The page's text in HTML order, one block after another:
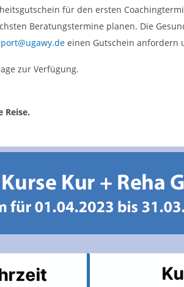
für den ersten
Beratungstermine planen. Die
einen Gutschein anfordern
zur Verfügung.
Reise.